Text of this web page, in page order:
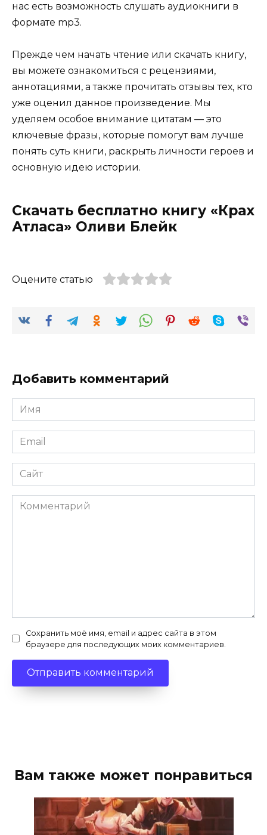
нас есть возможность слушать аудиокниги в
формате mp3.
Прежде чем начать чтение или скачать книгу,
вы можете ознакомиться с рецензиями,
аннотациями, а также прочитать отзывы тех, кто
уже оценил данное произведение. Мы
уделяем особое внимание цитатам — это
ключевые фразы, которые помогут вам лучше
понять суть книги, раскрыть личности героев и
основную идею истории.
Скачать бесплатно книгу «Крах
Атласа» Оливи Блейк
Оцените статью
Добавить комментарий
Имя
*
Email
*
Сайт
Комментарий
Сохранить моё имя, email и адрес сайта в этом
браузере для последующих моих комментариев.
Вам также может понравиться